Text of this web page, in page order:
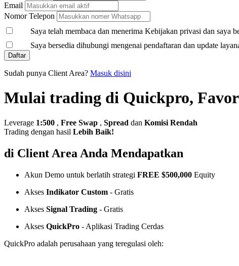
Email
Nomor Telepon
Saya telah membaca dan menerima Kebijakan privasi dan saya
Saya bersedia dihubungi mengenai pendaftaran dan update
Daftar
Sudah punya Client Area? Masuk disini
Mulai trading di Quickpro,
Leverage 1:500 , Free Swap , Spread dan Komisi Rendah
Trading dengan hasil Lebih Baik!
di Client Area Anda Mendapatkan
Akun Demo untuk berlatih strategi FREE $500,000 Equity
Akses Indikator Custom - Gratis
Akses Signal Trading - Gratis
Akses QuickPro - Aplikasi Trading Cerdas
QuickPro adalah perusahaan yang teregulasi oleh: